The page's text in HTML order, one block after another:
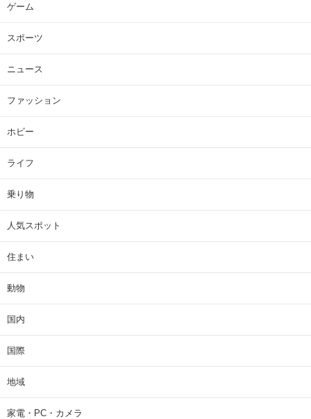
ゲーム
スポーツ
ニュース
ファッション
ホビー
ライフ
乗り物
人気スポット
住まい
動物
国内
国際
地域
家電・PC・カメラ